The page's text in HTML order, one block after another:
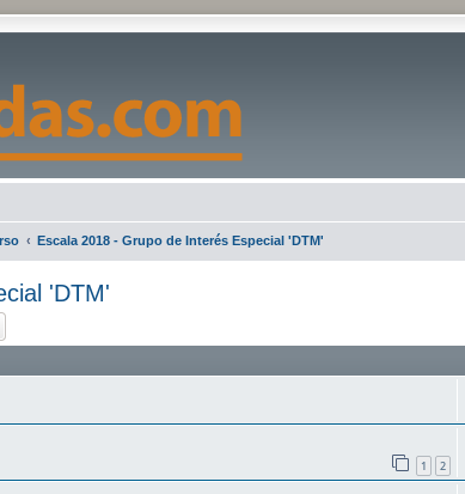
Escala 2018 - Grupo de Interés Especial 'DTM'
'DTM'
1 2